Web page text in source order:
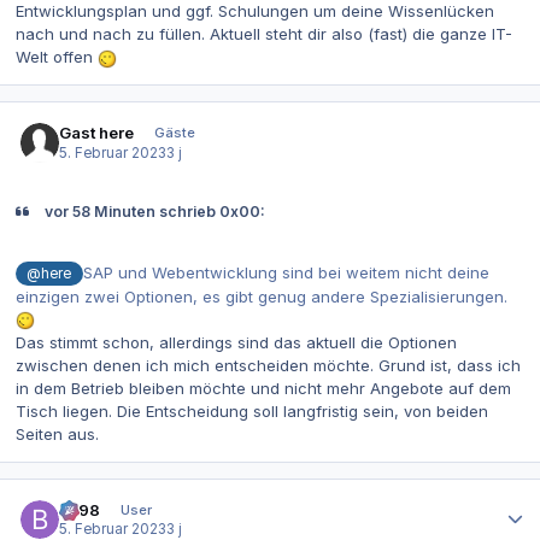
Entwicklungsplan und ggf. Schulungen um deine Wissenlücken
nach und nach zu füllen. Aktuell steht dir also (fast) die ganze IT-
Welt offen
Gast here
Gäste
5. Februar 20233 j
vor 58 Minuten schrieb 0x00:
@here
SAP und Webentwicklung sind bei weitem nicht deine
einzigen zwei Optionen, es gibt genug andere Spezialisierungen.
Das stimmt schon, allerdings sind das aktuell die Optionen
zwischen denen ich mich entscheiden möchte. Grund ist, dass ich
in dem Betrieb bleiben möchte und nicht mehr Angebote auf dem
Tisch liegen. Die Entscheidung soll langfristig sein, von beiden
Seiten aus.
be98
User
5. Februar 20233 j